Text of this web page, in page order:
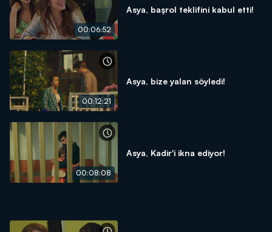
00:06:52
Asya, başrol teklifini kabul etti!
00:12:21
Asya, bize yalan söyledi!
00:08:08
Asya, Kadir'i ikna ediyor!